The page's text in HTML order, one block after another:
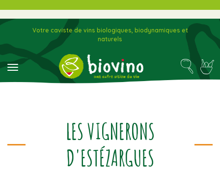
toggle navigation
Votre caviste de vins biologiques, biodynamiques et
naturels
LES VIGNERONS
D'ESTÉZARGUES